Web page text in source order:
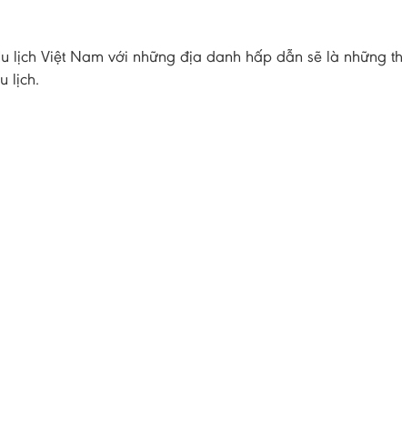
lịch Việt Nam với những địa danh hấp dẫn sẽ là những
lịch.